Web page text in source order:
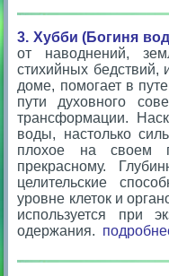
3. Хубби(Богиня
от наводнений,
стихийных бедствий,
доме, помогает в
пути духовного
трансформации.
воды, настолько
плохое на своем
прекрасному.
целительские
уровне клеток и
используется при
одержания.